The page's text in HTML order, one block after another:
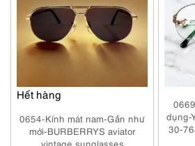
Hết hàng
0654-Kính mát nam-Gần như
mới-BURBERRYS aviator
vintage sunglasses
dụng-
30-